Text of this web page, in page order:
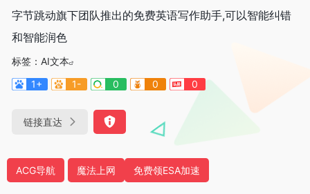
字节跳动旗下团队推出的免费英语写作助手,可以智能纠错
和智能润色
标签： AI文本
1+
1- 0 0 0
链接直达
ACG导航 魔法上网 免费领ESA加速